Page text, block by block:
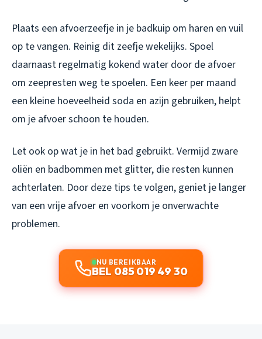
Plaats een afvoerzeefje in je badkuip om haren en vuil
op te vangen. Reinig dit zeefje wekelijks. Spoel
daarnaast regelmatig kokend water door de afvoer
om zeepresten weg te spoelen. Een keer per maand
een kleine hoeveelheid soda en azijn gebruiken, helpt
om je afvoer schoon te houden.
Let ook op wat je in het bad gebruikt. Vermijd zware
oliën en badbommen met glitter, die resten kunnen
achterlaten. Door deze tips te volgen, geniet je langer
van een vrije afvoer en voorkom je onverwachte
problemen.
NU BEREIKBAAR
BEL 085 019 49 30